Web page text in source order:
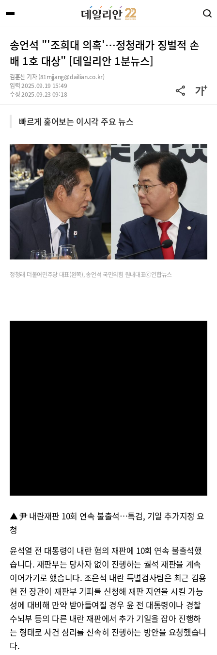
송언석 "'조희대 의혹'…정청래가 징벌적 손
배 1호 대상" [데일리안 1분뉴스]
김훈찬 기자 (81mjjang@dailian.co.kr)
입력 2025.09.19 15:49
수정 2025.09.23 09:18
빠르게 훑어보는 이시각 주요 뉴스
정청래 더불어민주당 대표(왼쪽), 송언석 국민의힘 원내대표ⓒ연합뉴스
▲ 尹 내란재판 10회 연속 불출석…특검, 기일 추가지정 요
청
윤석열 전 대통령이 내란 혐의 재판에 10회 연속 불출석했
습니다. 재판부는 당사자 없이 진행하는 궐석 재판을 계속
이어가기로 했습니다. 조은석 내란 특별검사팀은 최근 김용
현 전 장관이 재판부 기피를 신청해 재판 지연을 시킬 가능
성에 대비해 만약 받아들여질 경우 윤 전 대통령이나 경찰
수뇌부 등의 다른 내란 재판에서 추가 기일을 잡아 진행하
는 형태로 사건 심리를 신속히 진행하는 방안을 요청했습니
다.